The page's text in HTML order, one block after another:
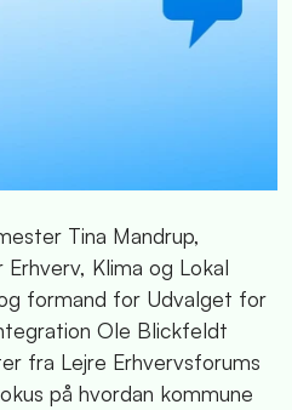
Tina Mandrup,
Klima og Lokal
formand for Udvalget for
Ole Blickfeldt
fra Lejre Erhvervsforums
på hvordan kommune